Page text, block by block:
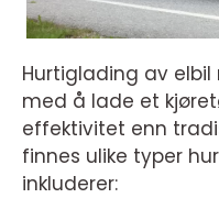
Hurtiglading av elbil
med å lade et
effektivitet enn
finnes ulike typer
inkluderer: